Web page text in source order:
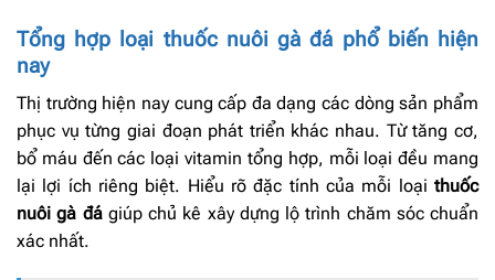
Tổng hợp loại thuốc nuôi gà đá phổ biến hiện
nay
Thị trường hiện nay cung cấp đa dạng các dòng sản phẩm
phục vụ từng giai đoạn phát triển khác nhau. Từ tăng cơ,
bổ máu đến các loại vitamin tổng hợp, mỗi loại đều mang
lại lợi ích riêng biệt. Hiểu rõ đặc tính của mỗi loại thuốc
nuôi gà đágiúp chủ kê xây dựng lộ trình chăm sóc chuẩn
xác nhất.